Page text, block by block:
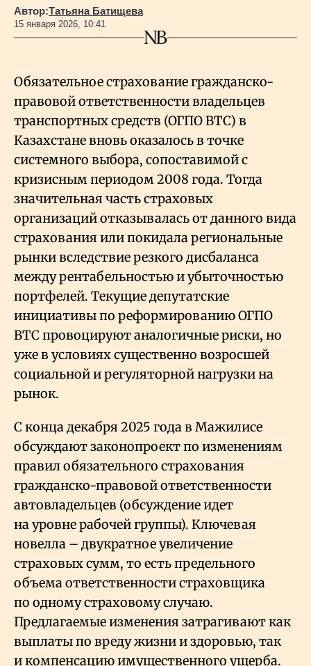
Life & Arts
Все новости
Автор:Татьяна Батищева
15 января 2026, 10:41
Обязательное страхование гражданско-
правовой ответственности владельцев
транспортных средств (ОГПО ВТС) в
Казахстане вновь оказалось в точке
системного выбора, сопоставимой с
кризисным периодом 2008 года. Тогда
значительная часть страховых
организаций отказывалась от данного вида
страхования или покидала региональные
рынки вследствие резкого дисбаланса
между рентабельностью и убыточностью
портфелей. Текущие депутатские
инициативы по реформированию ОГПО
ВТС провоцируют аналогичные риски, но
уже в условиях существенно возросшей
социальной и регуляторной нагрузки на
рынок.
С конца декабря 2025 года в Мажилисе
обсуждают законопроект по изменениям
правил обязательного страхования
гражданско-правовой ответственности
автовладельцев (обсуждение идет
на уровне рабочей группы). Ключевая
новелла – двукратное увеличение
страховых сумм, то есть предельного
объема ответственности страховщика
по одному страховому случаю.
Предлагаемые изменения затрагивают как
выплаты по вреду жизни и здоровью, так
и компенсацию имущественного ущерба.